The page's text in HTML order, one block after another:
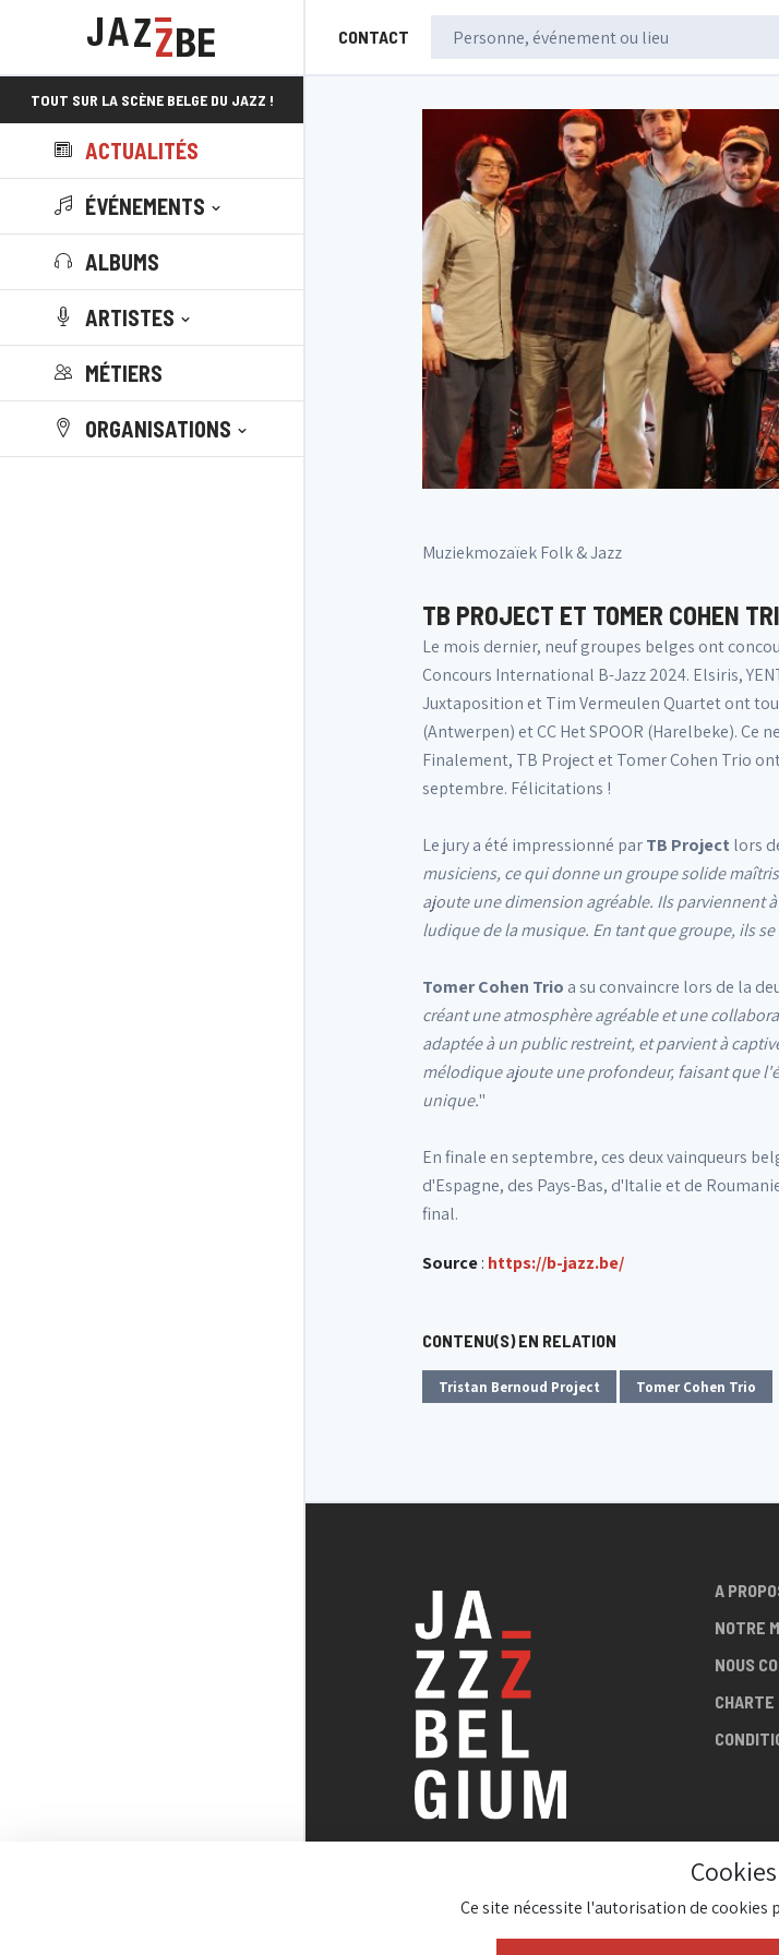
CONTACT
TOUT SUR LA SCÈNE BELGE DU JAZZ !
ACTUALITÉS
ÉVÉNEMENTS
ALBUMS
ARTISTES
MÉTIERS
ORGANISATIONS
Muziekmozaïek Folk & Jazz
TB PROJECT ET TOMER COHEN
Le mois dernier, neuf groupes belges ont
Concours International B-Jazz 2024. Elsiris,
Juxtaposition et Tim Vermeulen Quartet ont
(Antwerpen) et CC Het SPOOR (Harelbeke).
Finalement, TB Project et Tomer Cohen Trio
septembre. Félicitations !
Le jury a été impressionné parTB Project lors
musiciens, ce qui donne un groupe solide
ajoute une dimension agréable. Ils parviennent
ludique de la musique. En tant que groupe, ils
Tomer Cohen Trio a su convaincre lors de la
créant une atmosphère agréable et une
adaptée à un public restreint, et parvient à
mélodique ajoute une profondeur, faisant que
unique."
En finale en septembre, ces deux vainqueurs
d'Espagne, des Pays-Bas, d'Italie et de
final.
Source: https://b-jazz.be/
CONTENU(S) EN RELATION
Tristan Bernoud Project Tomer Cohen Trio
TOUT SUR LA SCÈNE
A
NOTRE
NOUS
Cookies
Ce site nécessite l'autorisation de